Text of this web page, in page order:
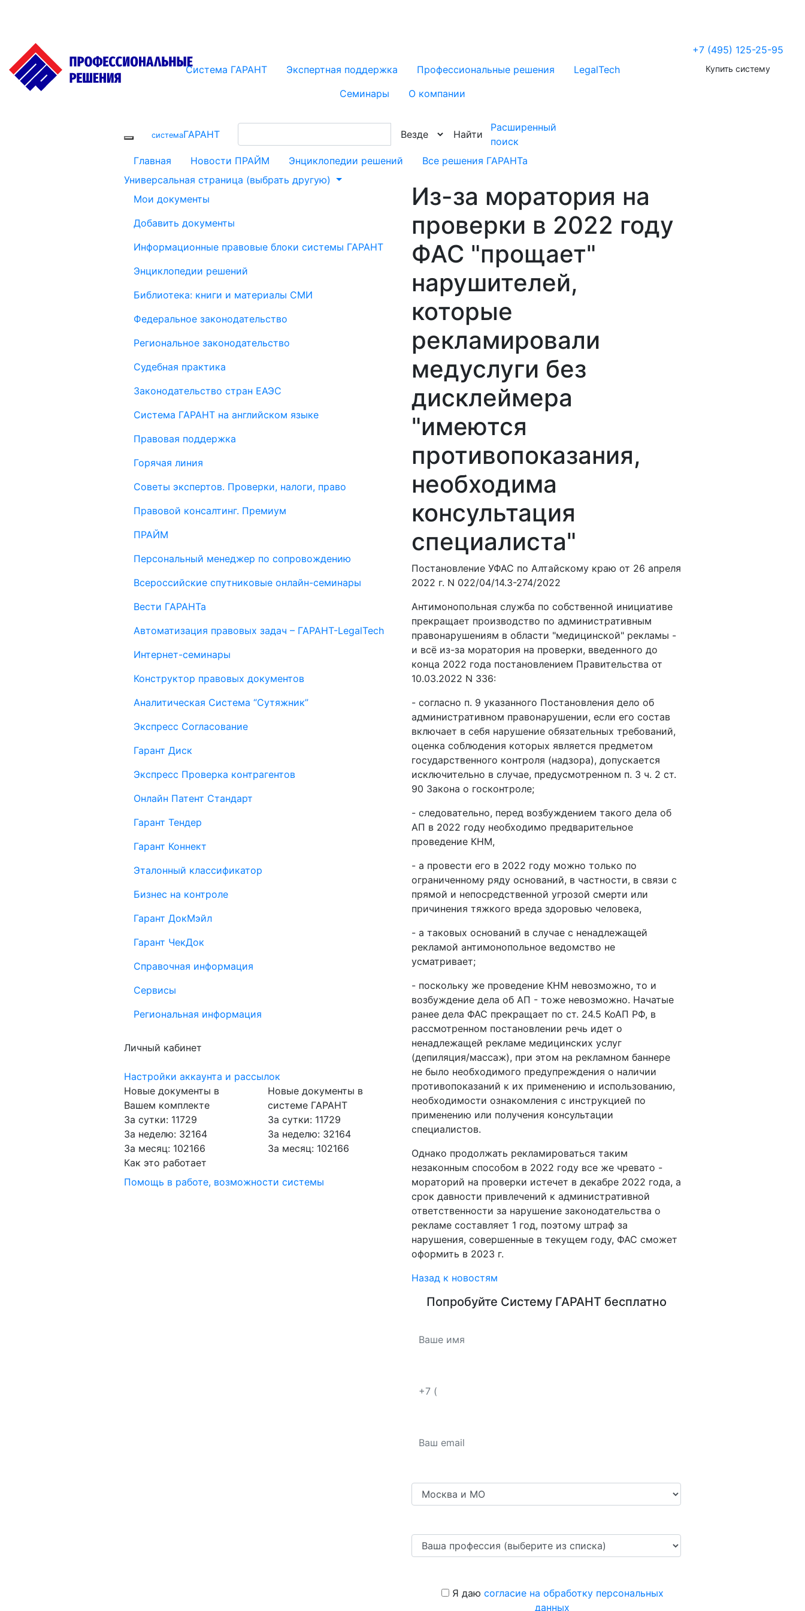
Система ГАРАНТ Экспертная поддержка Профессиональные решения
LegalTech
Семинары
О компании
+7 (495) 125-25-95
Купить систему
cистемаГАРАНТ Найти
Расширенный
поиск
Главная
Новости ПРАЙМ Энциклопедии решений
Все решения ГАРАНТа
Универсальная страница (выбрать другую)
Мои документы
Добавить документы
Информационные правовые блоки системы ГАРАНТ
Энциклопедии решений
Библиотека: книги и материалы СМИ
Федеральное законодательство
Региональное законодательство
Судебная практика
Законодательство стран ЕАЭС
Система ГАРАНТ на английском языке
Правовая поддержка
Горячая линия
Советы экспертов. Проверки, налоги, право
Правовой консалтинг. Премиум
ПРАЙМ
Персональный менеджер по сопровождению
Всероссийские спутниковые онлайн-семинары
Вести ГАРАНТа
Автоматизация правовых задач – ГАРАНТ-LegalTech
Интернет-семинары
Конструктор правовых документов
Аналитическая Система “Сутяжник”
Экспресс Согласование
Гарант Диск
Экспресс Проверка контрагентов
Онлайн Патент Стандарт
Гарант Тендер
Гарант Коннект
Эталонный классификатор
Бизнес на контроле
Гарант ДокМэйл
Гарант ЧекДок
Справочная информация
Сервисы
Региональная информация
Личный кабинет
Настройки аккаунта и рассылок
Новые документы в
Вашем комплекте
За сутки: 11729
За неделю: 32164
За месяц: 102166
Новые документы в
системе ГАРАНТ
За сутки: 11729
За неделю: 32164
За месяц: 102166
Как это работает
Помощь в работе, возможности системы
Из-за моратория на
проверки в 2022 году
ФАС "прощает"
нарушителей,
которые
рекламировали
медуслуги без
дисклеймера
"имеются
противопоказания,
необходима
консультация
специалиста"
Постановление УФАС по Алтайскому краю от 26 апреля
2022 г. N 022/04/14.3-274/2022
Антимонопольная служба по собственной инициативе
прекращает производство по административным
правонарушениям в области "медицинской" рекламы -
и всё из-за моратория на проверки, введенного до
конца 2022 года постановлением Правительства от
10.03.2022 N 336:
- согласно п. 9 указанного Постановления дело об
административном правонарушении, если его состав
включает в себя нарушение обязательных требований,
оценка соблюдения которых является предметом
государственного контроля (надзора), допускается
исключительно в случае, предусмотренном п. 3 ч. 2 ст.
90 Закона о госконтроле;
- следовательно, перед возбуждением такого дела об
АП в 2022 году необходимо предварительное
проведение КНМ,
- а провести его в 2022 году можно только по
ограниченному ряду оснований, в частности, в связи с
прямой и непосредственной угрозой смерти или
причинения тяжкого вреда здоровью человека,
- а таковых оснований в случае с ненадлежащей
рекламой антимонопольное ведомство не
усматривает;
- поскольку же проведение КНМ невозможно, то и
возбуждение дела об АП - тоже невозможно. Начатые
ранее дела ФАС прекращает по ст. 24.5 КоАП РФ, в
рассмотренном постановлении речь идет о
ненадлежащей рекламе медицинских услуг
(депиляция/массаж), при этом на рекламном баннере
не было необходимого предупреждения о наличии
противопоказаний к их применению и использованию,
необходимости ознакомления с инструкцией по
применению или получения консультации
специалистов.
Однако продолжать рекламироваться таким
незаконным способом в 2022 году все же чревато -
мораторий на проверки истечет в декабре 2022 года, а
срок давности привлечений к административной
ответственности за нарушение законодательства о
рекламе составляет 1 год, поэтому штраф за
нарушения, совершенные в текущем году, ФАС сможет
оформить в 2023 г.
Назад к новостям
Попробуйте Систему ГАРАНТбесплатно
Я даю согласие на обработку персональных
данных